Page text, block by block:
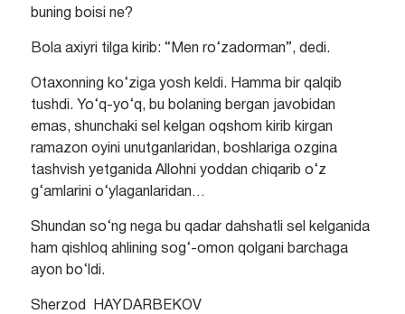
buning boisi ne?
Bola axiyri tilga kirib: “Men ro‘zadorman”, dedi.
Otaxonning ko‘ziga yosh keldi. Hamma bir qalqib
tushdi. Yo‘q-yo‘q, bu bolaning bergan javobidan
emas, shunchaki sel kelgan oqshom kirib kirgan
ramazon oyini unutganlaridan, boshlariga ozgina
tashvish yetganida Allohni yoddan chiqarib o‘z
g‘amlarini o‘ylaganlaridan…
Shundan so‘ng nega bu qadar dahshatli sel kelganida
ham qishloq ahlining sog‘-omon qolgani barchaga
ayon bo‘ldi.
Sherzod HAYDARBEKOV